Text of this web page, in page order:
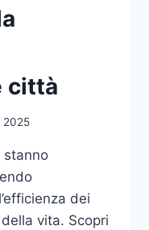
città
2025
stanno
dei
vita. Scopri